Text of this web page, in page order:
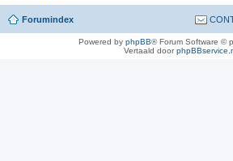
Forumindex
Powered by phpBB® Forum Software ©
Vertaald door